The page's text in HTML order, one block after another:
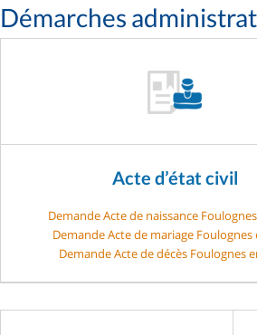
Démarches
Acte d’état civil
Demande Acte de naissance
Demande Acte de mariage Foulognes
Demande Acte de décès Foulognes